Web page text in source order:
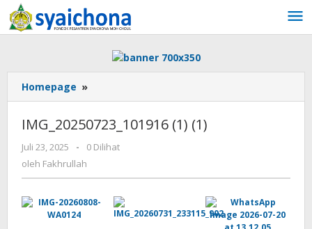
Lewati
ke
konten
Homepage »
(1)
IMG_20250723_101916 (1) (1)
Juli 23, 2025
oleh
Fakhrullah
-
0 Dilihat
oleh Fakhrullah